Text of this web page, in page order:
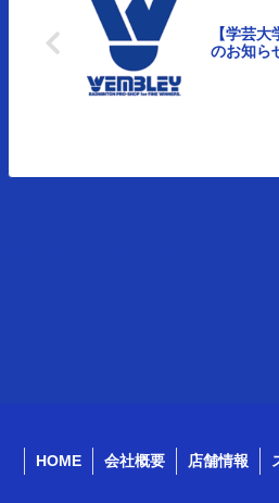
【学芸
のお知ら
HOME 会社概要 店舗情報